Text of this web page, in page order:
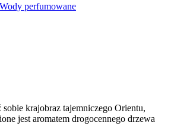
Wody perfumowane
krajobraz tajemniczego Orientu,
jest aromatem drogocennego drzewa